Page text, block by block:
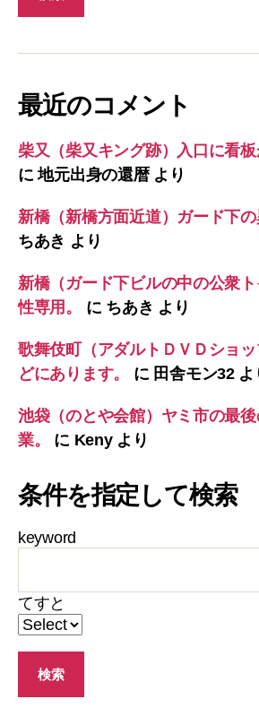
最近のコメント
柴又（柴又キング跡）入口に看板
に地元出身の還暦より
新橋（新橋方面近道）ガード下の
ちあき より
新橋（ガード下ビルの中の公衆
性専用。
に ちあき より
歌舞伎町（アダルトＤＶＤショ
どにあります。
に 田舎モン32よ
池袋（のとや会館）ヤミ市の最
業。
に Kenyより
条件を指定して検索
keyword
てすと